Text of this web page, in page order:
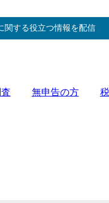
関する役立つ情報を配信
無申告の方